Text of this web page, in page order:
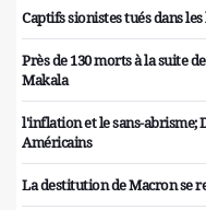
Captifs sionistes tués dans
Près de 130 morts à la suite
Makala
l'inflation et le sans-abrisme;
Américains
La destitution de Macron se